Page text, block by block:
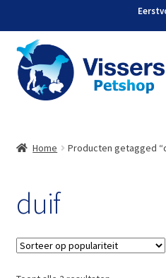
Bestellen
Favorieten
Home Producten getagged
duif